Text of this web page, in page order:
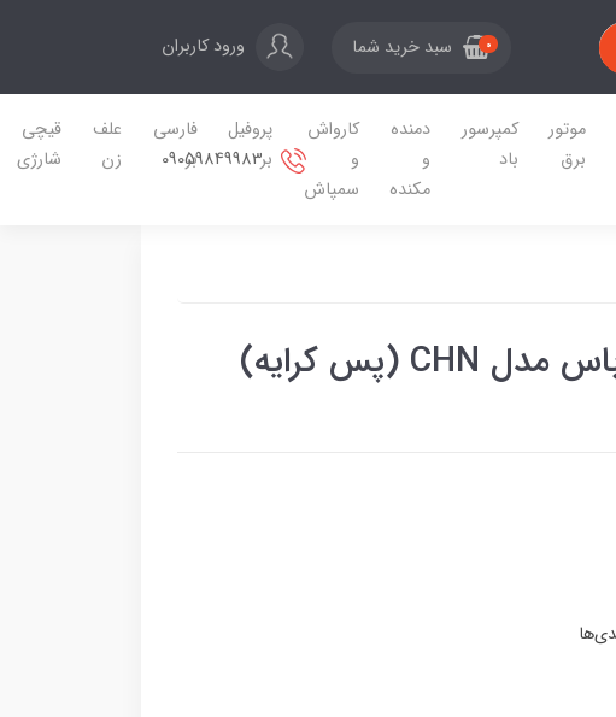
0 سبد خرید شما ورود کاربران
موتور
برق
کمپرسور
باد
دمنده
و
مکنده
کارواش
و
سمپاش
پروفیل
بر
فارسی
بر
علف
زن
قیچی
شارژی
09059849983